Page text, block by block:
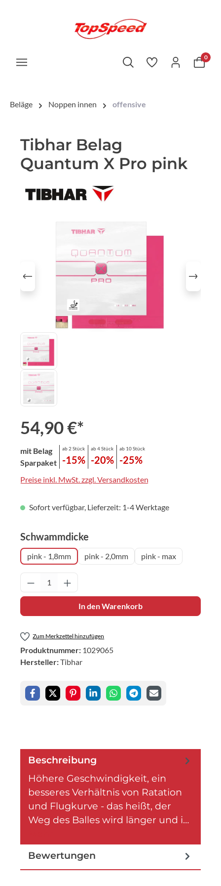
0
Beläge Noppen innen offensive
Tibhar Belag
Quantum X Pro pink
54,90 €*
mit Belag
Sparpaket
ab 2 Stück
-15%
ab 4 Stück
-20%
ab 10 Stück
-25%
Preise inkl. MwSt. zzgl. Versandkosten
Sofort verfügbar, Lieferzeit: 1-4 Werktage
Schwammdicke
pink - 1,8mm pink - 2,0mm pink - max
Produkt Anzahl: Gib den gewünschten
In den Warenkorb
Zum Merkzettel hinzufügen
Produktnummer: 1029065
Hersteller:Tibhar
Beschreibung
Höhere Geschwindigkeit, ein
besseres Verhältnis von Ratation
und Flugkurve - das heißt, der
Weg des Balles wird länger und i…
Bewertungen